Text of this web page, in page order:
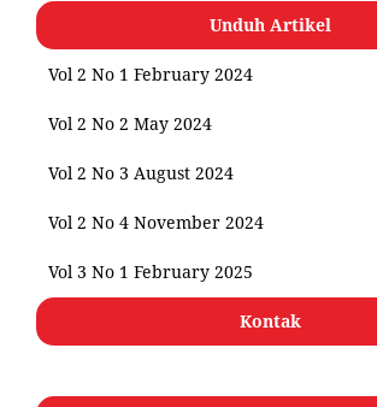
Unduh Artikel
Vol 2 No 1 February 2024
Vol 2 No 2 May 2024
Vol 2 No 3 August 2024
Vol 2 No 4 November 2024
Vol 3 No 1 February 2025
Kontak